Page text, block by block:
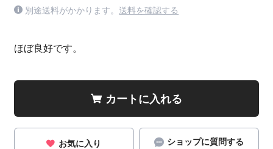
別途送料がかかります。 送料を確認する
ほぼ良好です。
カートに入れる
お気に入り ショップに質問する